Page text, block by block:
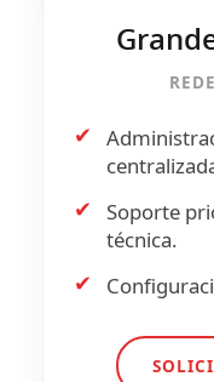
✔
✔
Soporte
técnica.
✔